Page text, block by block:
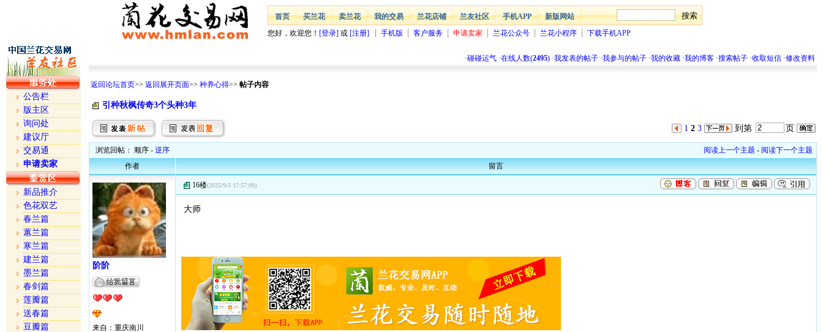
首页 买兰花 卖兰花 我的交易 兰花店铺 兰友社区 手机APP
新版网站
您好，欢迎您！ [登录] 或 [注册] 手机版 客户服务 申请卖家 兰花公众号 兰花小程序 下载手机APP
·碰碰运气 ·在线人数(2495) ·我发表的帖子 ·我参与的帖子 ·我的收藏 ·我的博客 ·搜索帖子 ·收取短信 ·修改资料
返回论坛首页>> 返回展开页面>> 种养心得>> 帖子内容
引种秋枫传奇3个头种3年
1 2 3 到第 页
浏览回帖： 顺序 - 逆序 阅读上一个主题 - 阅读下一个主题
作者
留言
阶阶
来自：重庆南川
16楼(2025/9/3 17:57:09)
大师
公告栏
版主区
询问处
建议厅
交易通
申请卖家
新品推介
色花双艺
春兰篇
蕙兰篇
寒兰篇
建兰篇
墨兰篇
春剑篇
莲瓣篇
送春篇
豆瓣篇